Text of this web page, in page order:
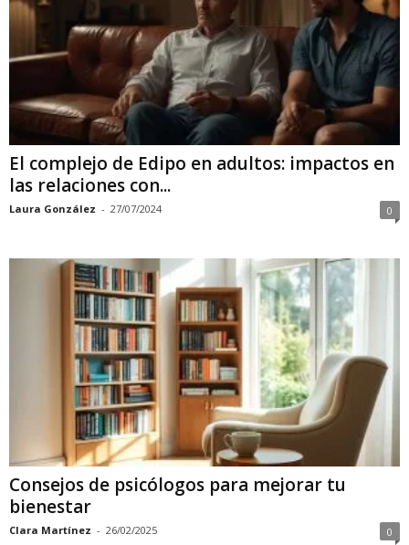
El complejo de Edipo en adultos: impactos en
las relaciones con...
Laura González - 27/07/2024 0
Consejos de psicólogos para mejorar tu
bienestar
Clara Martínez - 26/02/2025 0